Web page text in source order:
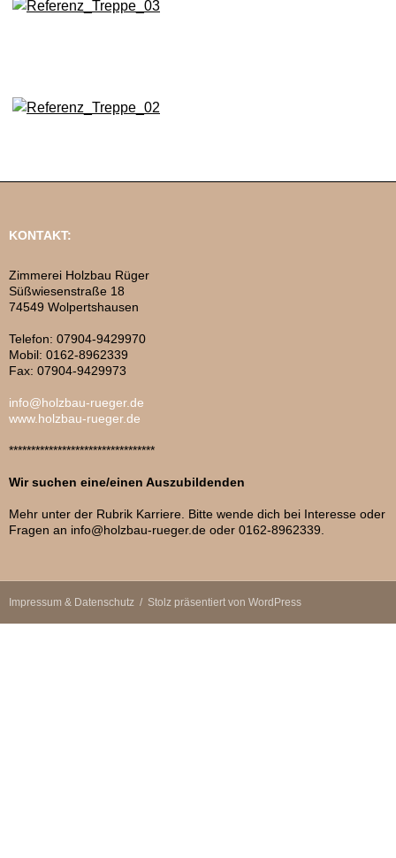
KONTAKT:
Zimmerei Holzbau Rüger
Süßwiesenstraße 18
74549 Wolpertshausen
Telefon: 07904-9429970
Mobil: 0162-8962339
Fax: 07904-9429973
info@holzbau-rueger.de
www.holzbau-rueger.de
*********************************
Wir suchen eine/einen Auszubildenden
Mehr unter der Rubrik Karriere. Bitte wende dich bei Interesse oder
Fragen an info@holzbau-rueger.de oder 0162-8962339.
Impressum & Datenschutz Stolz präsentiert von WordPress